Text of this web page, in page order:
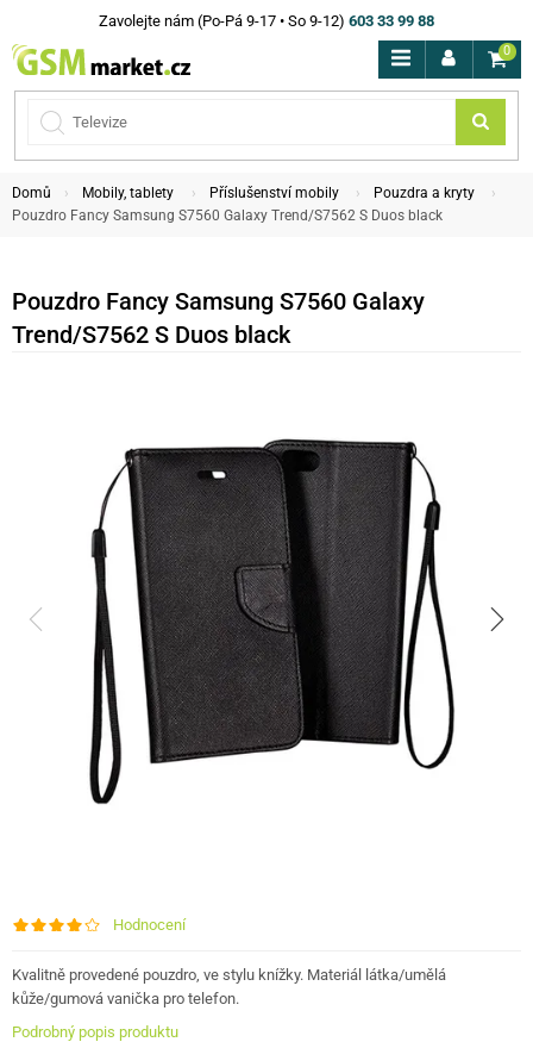
Zavolejte nám (Po-Pá 9-17 • So 9-12) 603 33 99 88
0
Domů Mobily, tablety Příslušenství mobily
Pouzdra a kryty
Pouzdro Fancy Samsung S7560 Galaxy Trend/S7562 S Duos black
Pouzdro Fancy Samsung S7560 Galaxy
Trend/S7562 S Duos black
Hodnocení
Kvalitně provedené pouzdro, ve stylu knížky. Materiál látka/umělá
kůže/gumová vanička pro telefon.
Podrobný popis produktu